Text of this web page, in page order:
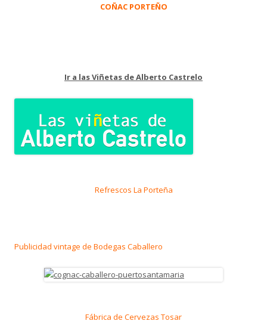
COÑAC PORTEÑO
Ir a las Viñetas de Alberto Castrelo
Refrescos La Porteña
Publicidad vintage de Bodegas Caballero
Fábrica de Cervezas Tosar